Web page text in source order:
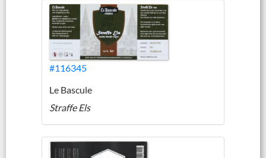
#116345
Le Bascule
Straffe Els